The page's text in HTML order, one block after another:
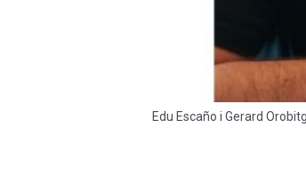
Edu Escaño i Gerard Orobitg